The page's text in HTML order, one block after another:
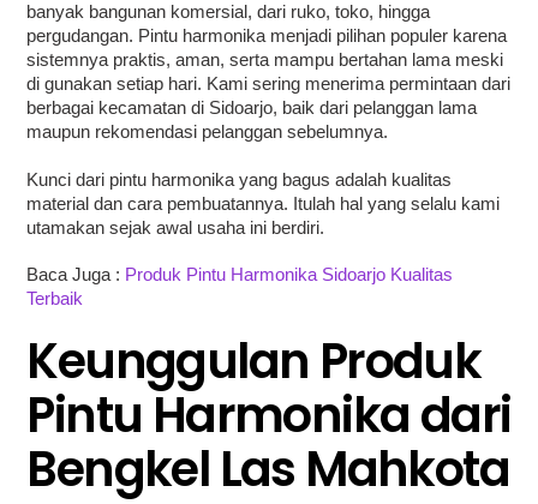
banyak bangunan komersial, dari ruko, toko, hingga
pergudangan. Pintu harmonika menjadi pilihan populer karena
sistemnya praktis, aman, serta mampu bertahan lama meski
di gunakan setiap hari. Kami sering menerima permintaan dari
berbagai kecamatan di Sidoarjo, baik dari pelanggan lama
maupun rekomendasi pelanggan sebelumnya.
Kunci dari pintu harmonika yang bagus adalah kualitas
material dan cara pembuatannya. Itulah hal yang selalu kami
utamakan sejak awal usaha ini berdiri.
Baca Juga : Produk Pintu Harmonika Sidoarjo Kualitas
Terbaik
Keunggulan Produk
Pintu Harmonika dari
Bengkel Las Mahkota